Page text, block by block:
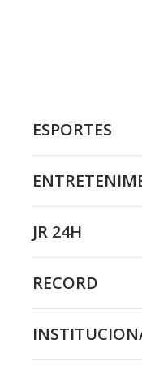
ESPORTES
JR 24H
RECORD